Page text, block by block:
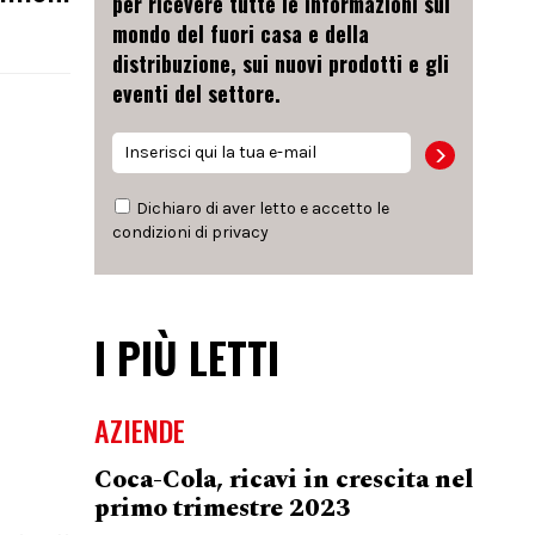
mondo del fuori casa e della
distribuzione, sui nuovi prodotti e gli
eventi del settore.
Dichiaro di aver letto e accetto le
condizioni di privacy
I PIÙ LETTI
AZIENDE
Coca-Cola, ricavi in crescita nel
primo trimestre 2023